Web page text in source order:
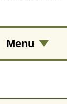
Menu